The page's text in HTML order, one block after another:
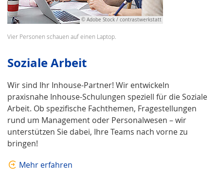
© Adobe Stock / contrastwerkstatt
Vier Personen schauen auf einen Laptop.
Soziale Arbeit
Wir sind Ihr Inhouse-Partner! Wir entwickeln
praxisnahe Inhouse-Schulungen speziell für die Soziale
Arbeit. Ob spezifische Fachthemen, Fragestellungen
rund um Management oder Personalwesen – wir
unterstützen Sie dabei, Ihre Teams nach vorne zu
bringen!
Mehr erfahren